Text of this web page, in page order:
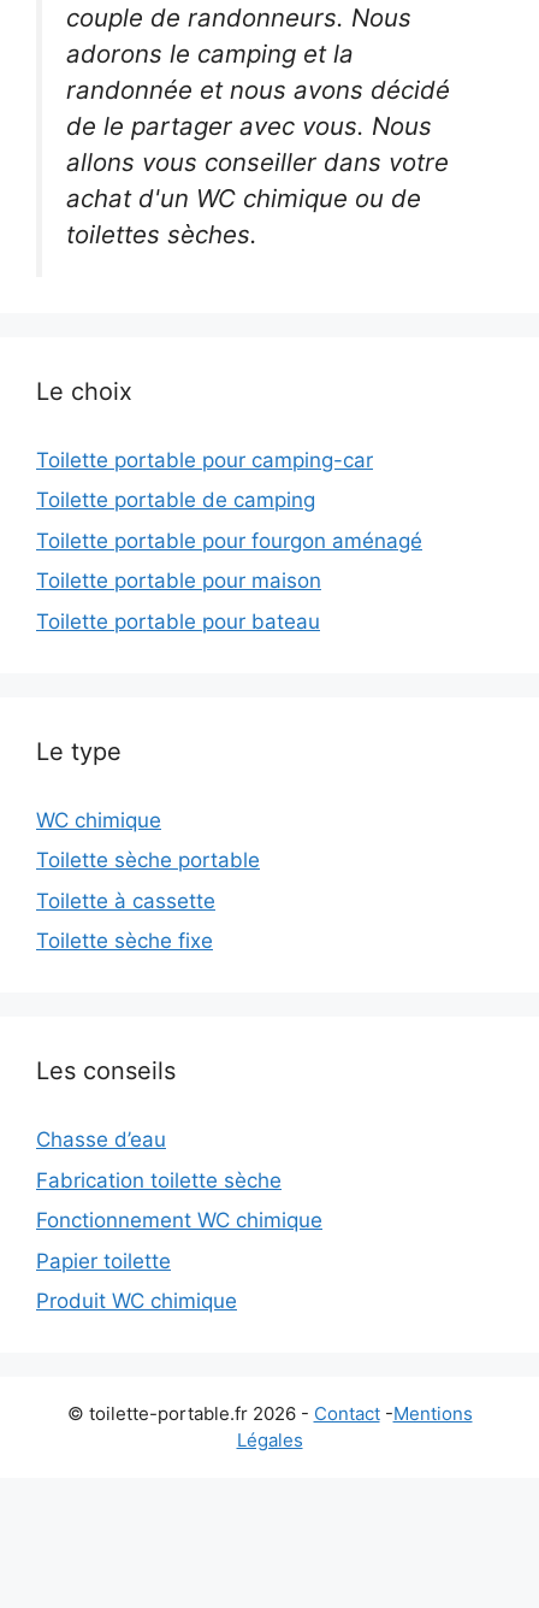
couple de randonneurs. Nous
adorons le camping et la
randonnée et nous avons décidé
de le partager avec vous. Nous
allons vous conseiller dans votre
achat d'un WC chimique ou de
toilettes sèches.
Le choix
Toilette portable pour camping-car
Toilette portable de camping
Toilette portable pour fourgon aménagé
Toilette portable pour maison
Toilette portable pour bateau
Le type
WC chimique
Toilette sèche portable
Toilette à cassette
Toilette sèche fixe
Les conseils
Chasse d’eau
Fabrication toilette sèche
Fonctionnement WC chimique
Papier toilette
Produit WC chimique
© toilette-portable.fr 2026 - Contact-Mentions
Légales